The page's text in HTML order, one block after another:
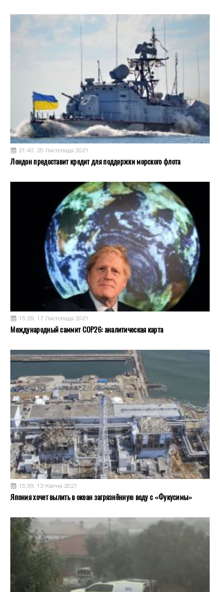
21:40, 25 Листопада 2021
Лондон предоставит кредит для поддержки морского флота
15:29, 17 Листопада 2021
Международный саммит COP26: аналитическая карта
15:39, 13 Квітня 2021
Япония хочет вылить в океан загрязнённую воду с «Фукусимы»